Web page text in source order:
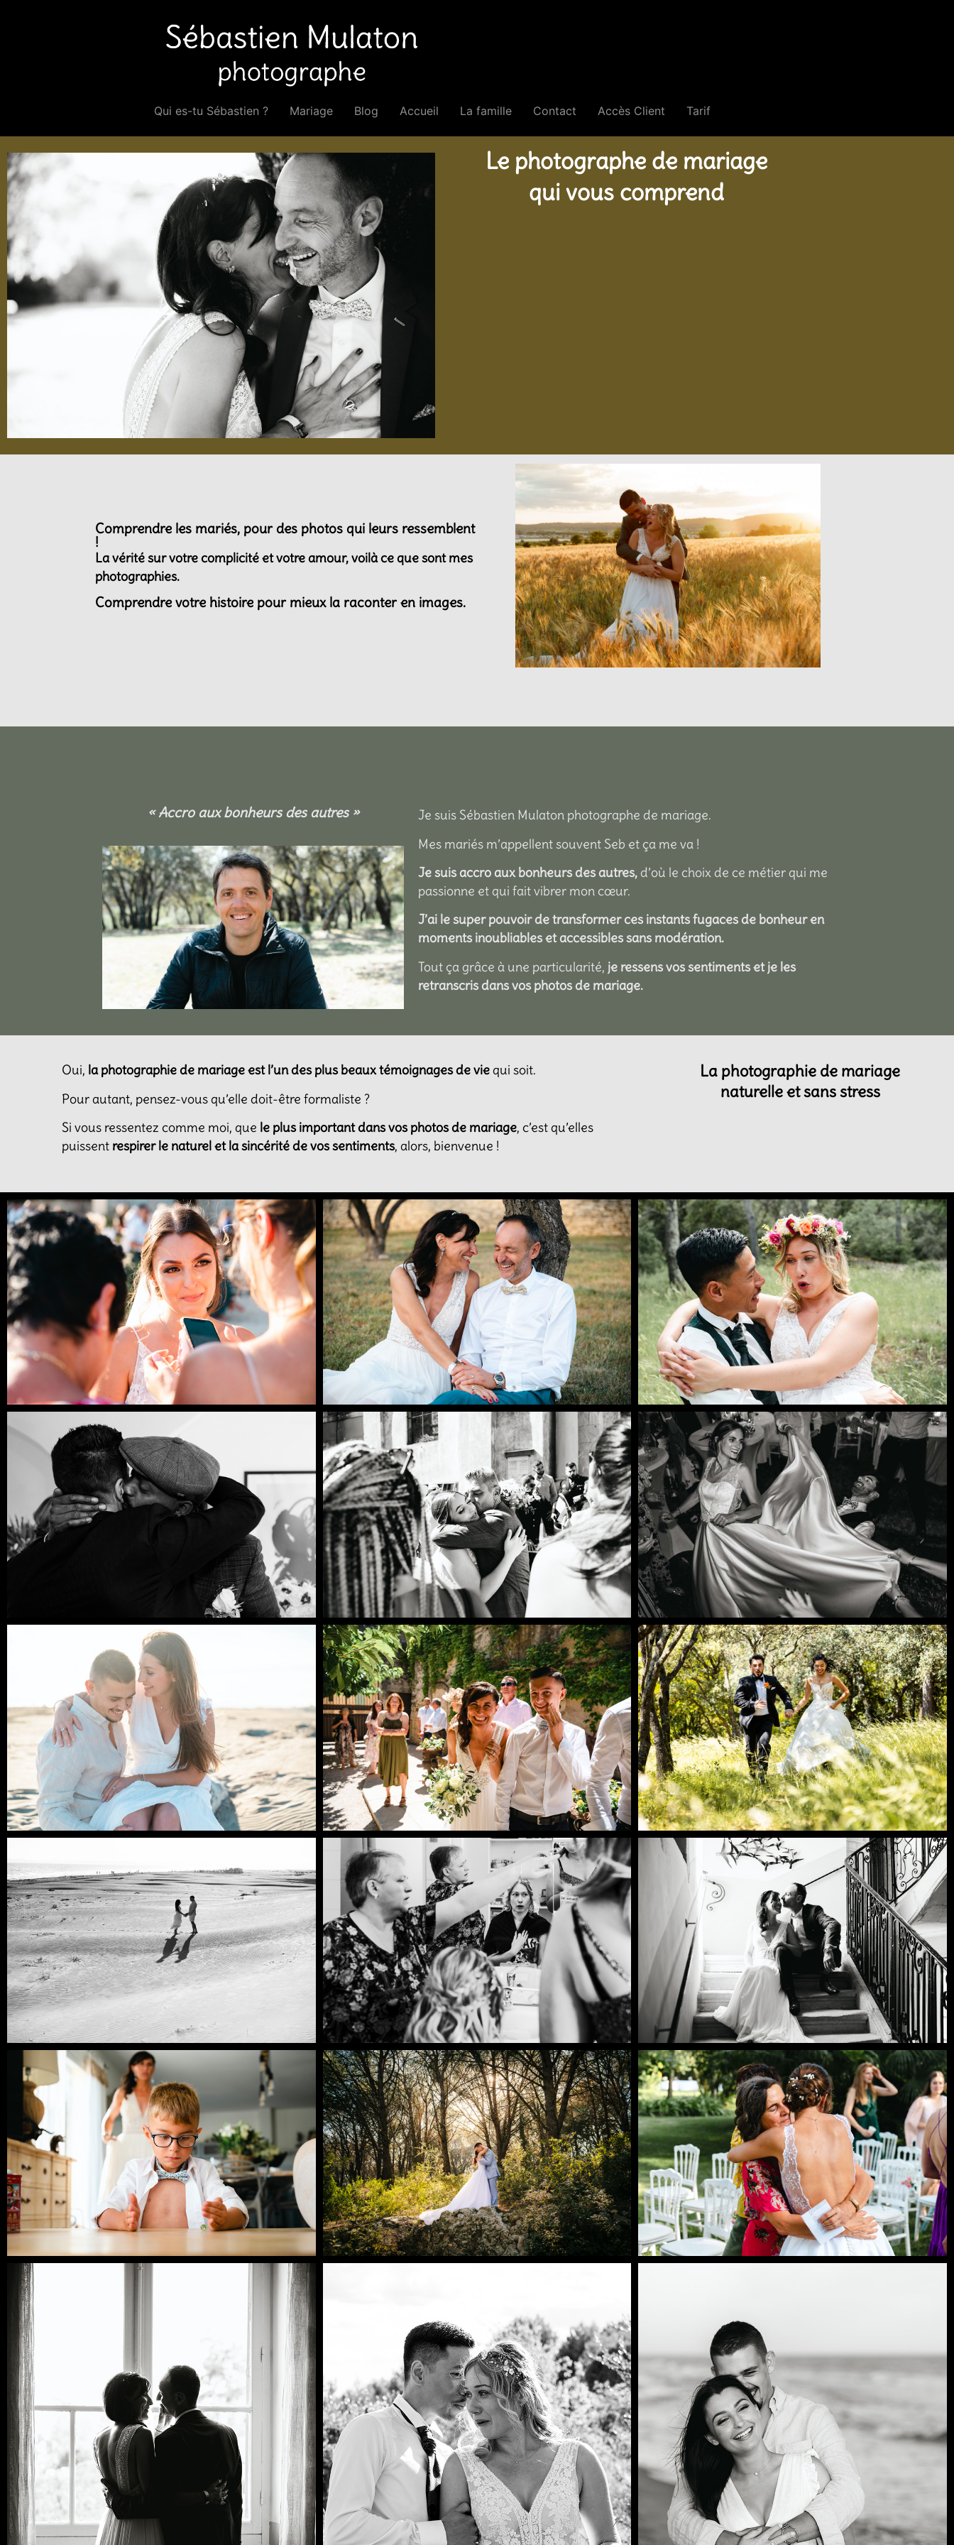
Qui es-tu Sébastien ? Mariage Blog Accueil La famille Contact Accès Client Tarif
Le photographe de mariage
qui vous comprend
Comprendre les mariés, pour des photos qui leurs ressemblent
!
La vérité sur votre complicité et votre amour, voilà ce que sont mes
photographies.
Comprendre votre histoire pour mieux la raconter en images.
« Accro aux bonheurs des autres »
Je suis Sébastien Mulaton photographe de mariage.
Mes mariés m’appellent souvent Seb et ça me va !
Je suis accro aux bonheurs des autres, d’où le choix de ce métier qui me
passionne et qui fait vibrer mon cœur.
J’ai le super pouvoir de transformer ces instants fugaces de bonheur en
moments inoubliables et accessibles sans modération.
Tout ça grâce à une particularité, je ressens vos sentiments et je les
retranscris dans vos photos de mariage.
Oui, la photographie de mariage est l’un des plus beaux témoignages de viequi soit.
Pour autant, pensez-vous qu’elle doit-être formaliste ?
Si vous ressentez comme moi, que le plus important dans vos photos de mariage, c’est qu’elles
puissent respirer le naturel et la sincérité de vos sentiments, alors, bienvenue !
La photographie de mariage
naturelle et sans stress